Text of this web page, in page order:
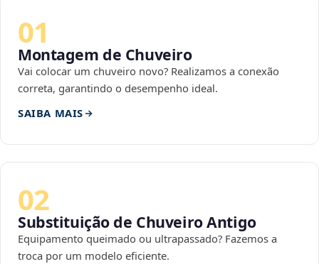
01
Montagem de Chuveiro
Vai colocar um chuveiro novo? Realizamos a conexão
correta, garantindo o desempenho ideal.
SAIBA MAIS
02
Substituição de Chuveiro Antigo
Equipamento queimado ou ultrapassado? Fazemos a
troca por um modelo eficiente.